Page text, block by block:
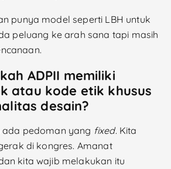
punya model seperti LBH untuk
peluang ke arah sana tapi masih
ADPII memiliki
atau kode etik khusus
desain?
ada pedoman yang fixed. Kita
di kongres. Amanat
kita wajib melakukan itu